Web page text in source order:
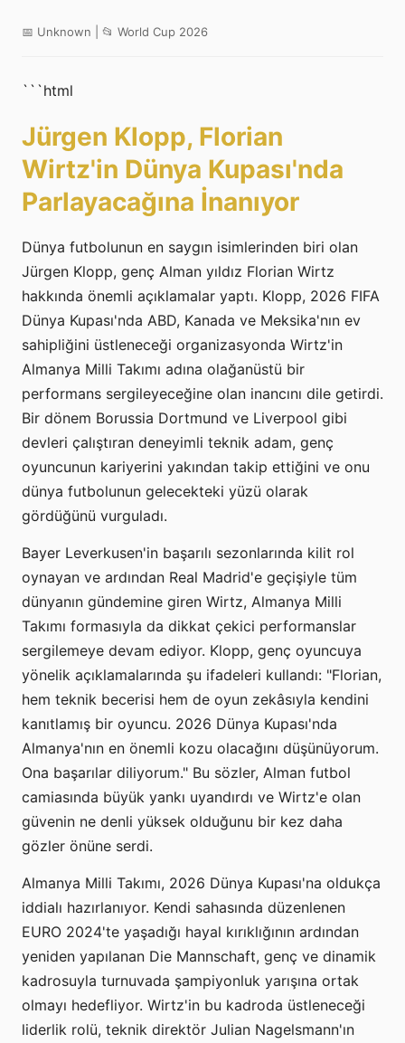
📅 Unknown | 📂 World Cup 2026
```html
Jürgen Klopp, Florian
Wirtz'in Dünya Kupası'nda
Parlayacağına İnanıyor
Dünya futbolunun en saygın isimlerinden biri olan
Jürgen Klopp, genç Alman yıldız Florian Wirtz
hakkında önemli açıklamalar yaptı. Klopp, 2026 FIFA
Dünya Kupası'nda ABD, Kanada ve Meksika'nın ev
sahipliğini üstleneceği organizasyonda Wirtz'in
Almanya Milli Takımı adına olağanüstü bir
performans sergileyeceğine olan inancını dile getirdi.
Bir dönem Borussia Dortmund ve Liverpool gibi
devleri çalıştıran deneyimli teknik adam, genç
oyuncunun kariyerini yakından takip ettiğini ve onu
dünya futbolunun gelecekteki yüzü olarak
gördüğünü vurguladı.
Bayer Leverkusen'in başarılı sezonlarında kilit rol
oynayan ve ardından Real Madrid'e geçişiyle tüm
dünyanın gündemine giren Wirtz, Almanya Milli
Takımı formasıyla da dikkat çekici performanslar
sergilemeye devam ediyor. Klopp, genç oyuncuya
yönelik açıklamalarında şu ifadeleri kullandı: "Florian,
hem teknik becerisi hem de oyun zekâsıyla kendini
kanıtlamış bir oyuncu. 2026 Dünya Kupası'nda
Almanya'nın en önemli kozu olacağını düşünüyorum.
Ona başarılar diliyorum." Bu sözler, Alman futbol
camiasında büyük yankı uyandırdı ve Wirtz'e olan
güvenin ne denli yüksek olduğunu bir kez daha
gözler önüne serdi.
Almanya Milli Takımı, 2026 Dünya Kupası'na oldukça
iddialı hazırlanıyor. Kendi sahasında düzenlenen
EURO 2024'te yaşadığı hayal kırıklığının ardından
yeniden yapılanan Die Mannschaft, genç ve dinamik
kadrosuyla turnuvada şampiyonluk yarışına ortak
olmayı hedefliyor. Wirtz'in bu kadroda üstleneceği
liderlik rolü, teknik direktör Julian Nagelsmann'ın